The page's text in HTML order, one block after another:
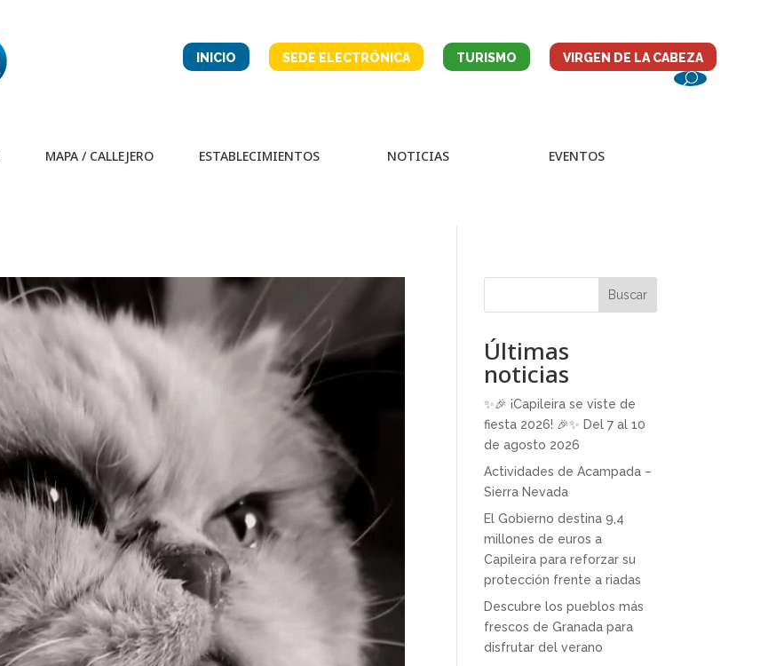
INICIO SEDE ELECTRÓNICA TURISMO VIRGEN DE LA CABEZA
MAPA / CALLEJERO ESTABLECIMIENTOS NOTICIAS EVENTOS
Buscar
Últimas
noticias
✨🎉 ¡Capileira se viste de
fiesta 2026! 🎉✨ Del 7 al 10
de agosto 2026
Actividades de Acampada –
Sierra Nevada
El Gobierno destina 9,4
millones de euros a
Capileira para reforzar su
protección frente a riadas
Descubre los pueblos más
frescos de Granada para
disfrutar del verano